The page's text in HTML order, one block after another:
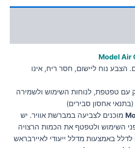
Model Air
הצבע נוח ליישום, חסר ריח, אינו
עם טפטפת, לנוחות השימוש ולשמירה
אחסון סבירים)
מוכנים לצביעה במברשת אוויר. יש
השימוש ולטפטף את הכמות הרצויה
לדלל באמצעות מדלל ייעודי לאיירבראש